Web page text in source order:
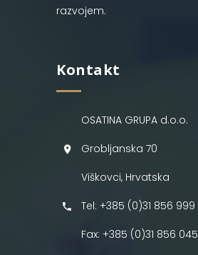
razvojem.
Kontakt
OSATINA GRUPA d.o.o.
Grobljanska 70
Viškovci, Hrvatska
Tel: +385 (0)31 856 999
Fax: +385 (0)31 856 045